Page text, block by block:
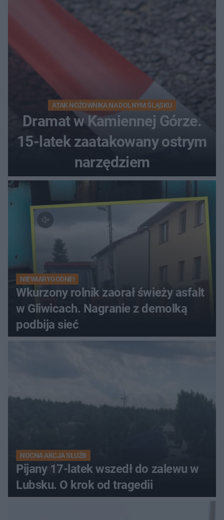
ATAK NOŻOWNIKA NA DOLNYM ŚLĄSKU
Dramat w Kamiennej Górze.
15-latek zaatakowany ostrym
narzędziem
NIEWIARYGODNE!
Wkurzony rolnik zaorał świeży asfalt
w Gliwicach. Nagranie z demolką
podbija sieć
NOCNA AKCJA SŁUŻB
Pijany 17-latek wszedł do zalewu w
Lubsku. O krok od tragedii